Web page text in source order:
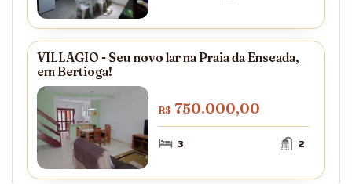
VILLAGIO - Seu novo lar na Praia da Enseada,
em Bertioga!
R$ 750.000,00
3 2